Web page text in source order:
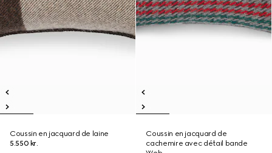
Coussin en jacquard de laine
5.550 kr.
Coussin en jacquard de
cachemire avec détail bande